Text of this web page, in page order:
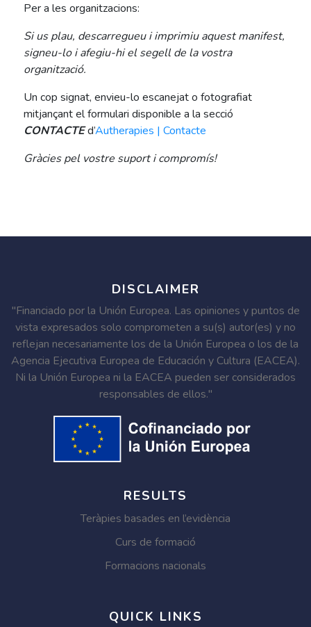
Per a les organitzacions:
Si us plau, descarregueu i imprimiu aquest manifest,
signeu-lo i afegiu-hi el segell de la vostra
organització.
Un cop signat, envieu-lo escanejat o fotografiat
mitjançant el formulari disponible a la secció
CONTACTEd’Autherapies | Contacte
Gràcies pel vostre suport i compromís!
DISCLAIMER
"Financiado por la Unión Europea. Las opiniones y puntos de
vista expresados solo comprometen a su(s) autor(es) y no
reflejan necesariamente los de la Unión Europea o los de la
Agencia Ejecutiva Europea de Educación y Cultura (EACEA).
Ni la Unión Europea ni la EACEA pueden ser considerados
responsables de ellos."
RESULTS
Teràpies basades en l’evidència
Curs de formació
Formacions nacionals
QUICK LINKS